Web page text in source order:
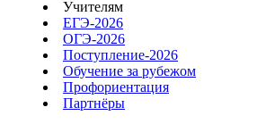
Учителям
ЕГЭ-2026
ОГЭ-2026
Поступление-2026
Обучение за рубежом
Профориентация
Партнёры